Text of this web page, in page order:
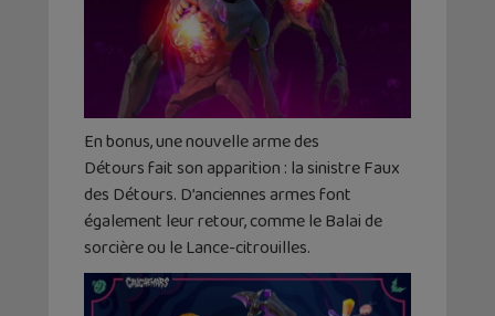
En bonus, une nouvelle arme des
Détours fait son apparition : la sinistre Faux
des Détours. D’anciennes armes font
également leur retour, comme le Balai de
sorcière ou le Lance-citrouilles.